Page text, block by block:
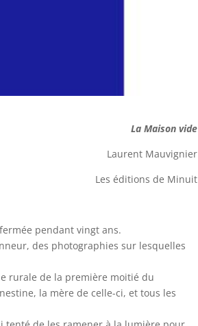
La Maison vide
Laurent Mauvignier
Les éditions de Minuit
pendant vingt ans.
des photographies sur lesquelles
rurale de la première moitié du
la mère de celle-ci, et tous les